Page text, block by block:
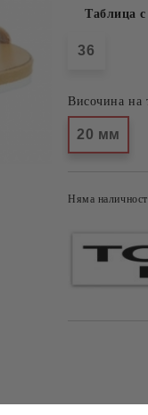
Таблица
36
Височина на
20 мм
Няма наличност